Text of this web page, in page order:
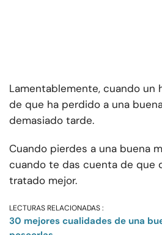
Lamentablemente, cuando un
de que ha perdido a una
demasiado tarde.
Cuando pierdes a una buena
cuando te das cuenta de que
tratado mejor.
LECTURAS RELACIONADAS :
30 mejores cualidades de una